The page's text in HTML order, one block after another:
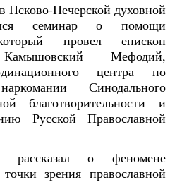
Псково-Печерской духовной
семинар о помощи
провел епископ
Мефодий,
центра по
Синодального
благотворительности и
Русской Православной
рассказал о феномене
зрения православной